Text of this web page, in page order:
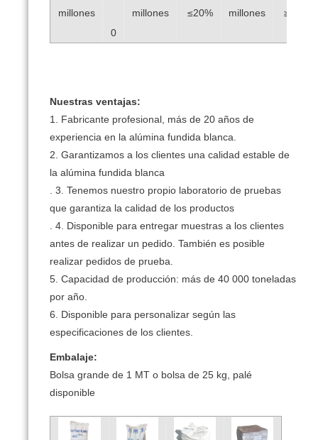
millones
0
millones
≤20%
millones
≥45%
Nuestras ventajas:
1. Fabricante profesional, más de 20 años de
experiencia en la alúmina fundida blanca.
2. Garantizamos a los clientes una calidad estable de
la alúmina fundida blanca
. 3. Tenemos nuestro propio laboratorio de pruebas
que garantiza la calidad de los productos
. 4. Disponible para entregar muestras a los clientes
antes de realizar un pedido. También es posible
realizar pedidos de prueba.
5. Capacidad de producción: más de 40 000 toneladas
por año.
6. Disponible para personalizar según las
especificaciones de los clientes.
Embalaje:
Bolsa grande de 1 MT o bolsa de 25 kg, palé
disponible